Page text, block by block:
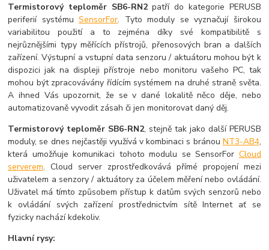
Termistorový teploměr SB6-RN2patří do kategorie PERUSB
periferií systémuSensorFor. Tyto moduly se vyznačují širokou
variabilitou použití a to zejména díky své kompatibilitě s
nejrůznějšími typy měřících přístrojů, přenosových bran a dalších
zařízení. Výstupní a vstupní data senzoru / aktuátoru mohou být k
dispozici jak na displeji přístroje nebo monitoru vašeho PC, tak
mohou být zpracovávány řídícím systémem na druhé straně světa.
A ihned Vás upozornit, že se v dané lokalitě něco děje, nebo
automatizovaně vyvodit zásah či jen monitorovat daný děj.
Termistorovýteploměr SB6-RN2, stejně tak jako další PERUSB
moduly, se dnes nejčastěji využívá v kombinaci s bránou NT3-AB4,
která umožňuje komunikaci tohoto modulu se SensorFor Cloud
serverem. Cloud server zprostředkovává přímé propojení mezi
uživatelem a senzory / aktuátory za účelem měření nebo ovládání.
Uživatel má tímto způsobem přístup k datům svých senzorů nebo
k ovládání svých zařízení prostřednictvím sítě Internet ať se
fyzicky nachází kdekoliv.
Hlavní rysy: